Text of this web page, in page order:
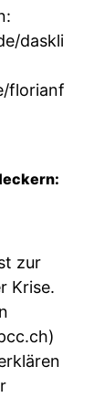
daskli
florianf
zur
Krise.
)